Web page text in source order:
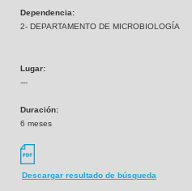
Dependencia:
2- DEPARTAMENTO DE MICROBIOLOGÍA
Lugar:
---
Duración:
6 meses
Descargar resultado de búsqueda